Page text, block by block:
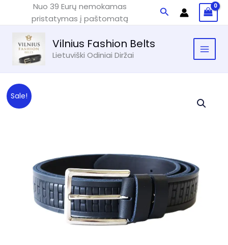
Nuo 39 Eurų nemokamas
pristatymas į paštomatą
Paieška
Vilnius Fashion Belts
Lietuviški Odiniai Diržai
Sale!